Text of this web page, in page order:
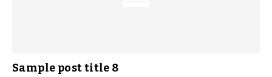
Sample post title 8